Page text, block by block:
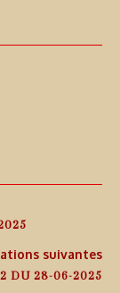
suivantes
DU 28-06-2025